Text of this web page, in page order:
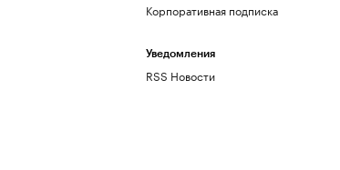
Корпоративная подписка
Уведомления
RSS Новости